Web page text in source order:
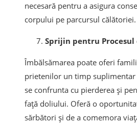
necesară pentru a asigura
corpului pe parcursul călătoriei.
Sprijin pentru Procesul
Îmbălsămarea poate oferi
prietenilor un timp
se confrunta cu pierderea și
față doliului. Oferă o
sărbători și de a comemora